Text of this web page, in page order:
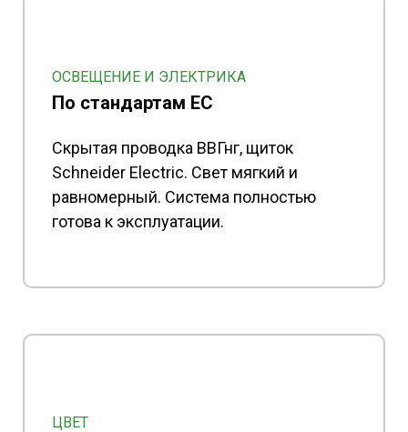
Скрытая проводка ВВГнг, щиток
Schneider Electric. Свет мягкий и
равномерный. Система полностью
готова к эксплуатации.
По стандартам ЕС
ОСВЕЩЕНИЕ И ЭЛЕКТРИКА
ЦВЕТ